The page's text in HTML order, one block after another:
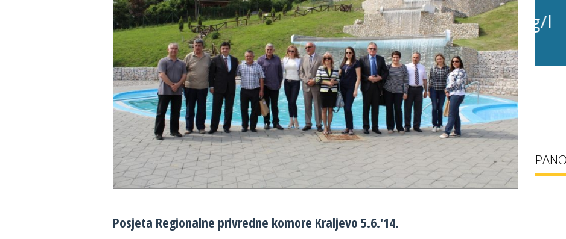
Posjeta Regionalne privredne komore Kraljevo 5.6.'14.
28 °C 30 g/l 28 °C 30 g/l